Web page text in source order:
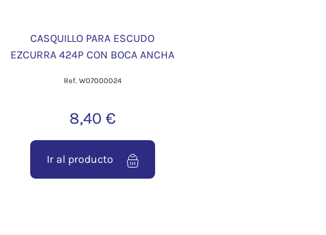
CASQUILLO PARA ESCUDO
EZCURRA 424P CON BOCA ANCHA
Ref. W07000024
8,40 €
Ir al producto